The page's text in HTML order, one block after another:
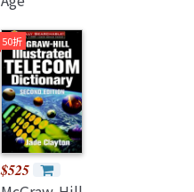
50折
$525